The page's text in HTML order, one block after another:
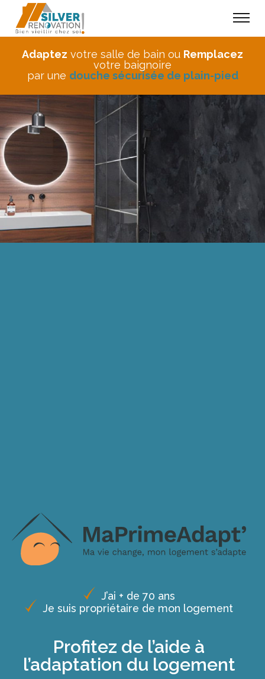
J’ai + de 70 ans
Je suis propriétaire de mon logement
Profitez de l’aide à
l’adaptation du logement
Adaptez votre salle de bain ou Remplacez
votre baignoire
par une douche sécurisée de plain-pied